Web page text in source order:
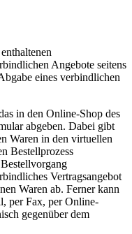
Angebote seitens
eines verbindlichen
in den Online-Shop des
abgeben. Dabei gibt
Waren in den virtuellen
Bestellprozess
Vertragsangebot
Waren ab. Ferner kann
per Fax, per Online-
gegenüber dem